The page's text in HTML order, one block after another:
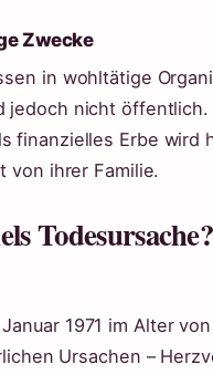
Zwecke
in wohltätige
jedoch nicht öffentlich.
finanzielles Erbe wird
von ihrer Familie.
Todesursache?
1971 im Alter
Ursachen –